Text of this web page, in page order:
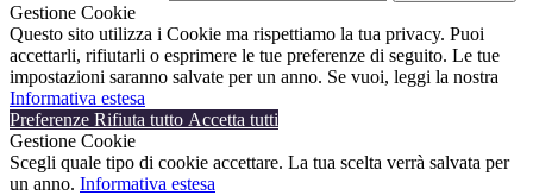
Gestione Cookie
Questo sito utilizza i Cookie ma rispettiamo la tua privacy. Puoi
accettarli, rifiutarli o esprimere le tue preferenze di seguito. Le tue
impostazioni saranno salvate per un anno. Se vuoi, leggi la nostra
Informativa estesa
Preferenze Rifiuta tutto Accetta tutti
Gestione Cookie
Scegli quale tipo di cookie accettare. La tua scelta verrà salvata per
un anno. Informativa estesa